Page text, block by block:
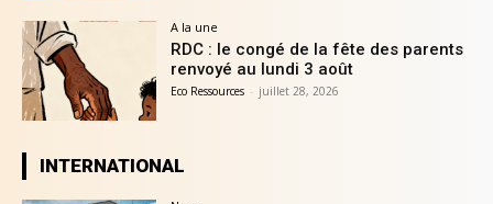
A la une
RDC : le congé de la fête des parents
renvoyé au lundi 3 août
Eco Ressources - juillet 28, 2026
INTERNATIONAL